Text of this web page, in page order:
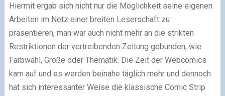
Hiermit ergab sich nicht nur die Möglichkeit seine eigenen
Arbeiten im Netz einer breiten Leserschaft zu
präsentieren, man war auch nicht mehr an die strikten
Restriktionen der vertreibenden Zeitung gebunden, wie
Farbwahl, Größe oder Thematik. Die Zeit der Webcomics
kam auf und es werden beinahe täglich mehr und dennoch
hat sich interessanter Weise die klassische Comic Strip